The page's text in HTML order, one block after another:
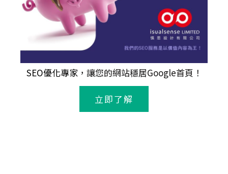
SEO優化專家，讓您的網站穩居Google首頁！
立即了解